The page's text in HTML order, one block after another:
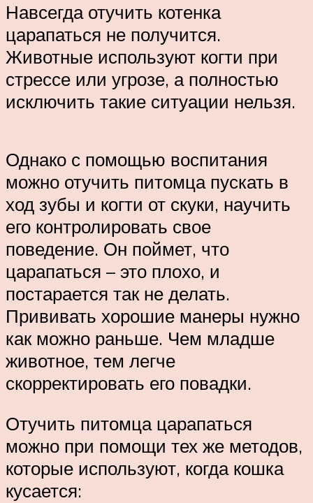
Навсегда отучить котенка
царапаться не получится.
Животные используют когти при
стрессе или угрозе, а полностью
исключить такие ситуации нельзя.
Однако с помощью воспитания
можно отучить питомца пускать в
ход зубы и когти от скуки, научить
его контролировать свое
поведение. Он поймет, что
царапаться – это плохо, и
постарается так не делать.
Прививать хорошие манеры нужно
как можно раньше. Чем младше
животное, тем легче
скорректировать его повадки.
Отучить питомца царапаться
можно при помощи тех же методов,
которые используют, когда кошка
кусается: